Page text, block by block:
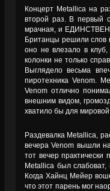
Концерт Metallica на
второй раз. В первый
мрачная, и
Британцы решили слов
оно не влезало в
колонки не только
Выглядело весьма
пиротехника Venom.
Venom отлично
внешним видом,
хватило бы для
Раздевалка Metallica,
вечера Venom вышли
тот вечер
Metallica был слабоват,
Когда Хайнц Мейер
что этот парень мог